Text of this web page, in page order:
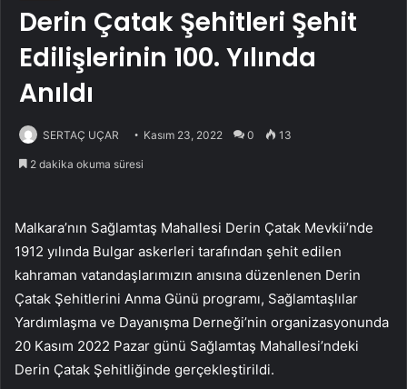
Derin Çatak Şehitleri Şehit
Edilişlerinin 100. Yılında
Anıldı
SERTAÇ UÇAR Kasım 23, 2022 0 13
2 dakika okuma süresi
Malkara’nın Sağlamtaş Mahallesi Derin Çatak Mevkii’nde
1912 yılında Bulgar askerleri tarafından şehit edilen
kahraman vatandaşlarımızın anısına düzenlenen Derin
Çatak Şehitlerini Anma Günü programı, Sağlamtaşlılar
Yardımlaşma ve Dayanışma Derneği’nin organizasyonunda
20 Kasım 2022 Pazar günü Sağlamtaş Mahallesi’ndeki
Derin Çatak Şehitliğinde gerçekleştirildi.